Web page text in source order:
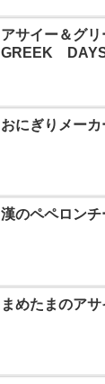
アサイー＆グ
GREEK
おにぎりメー
漢のペペロンチ
まめたまのア